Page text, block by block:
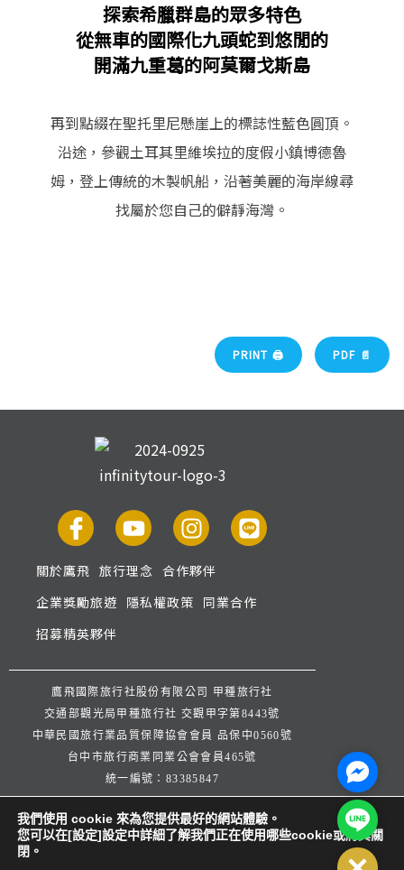
探索希臘群島的眾多特色
從無車的國際化九頭蛇到悠閒的
開滿九重葛的阿莫爾戈斯島
再到點綴在聖托里尼懸崖上的標誌性藍色圓頂。
沿途，參觀土耳其里維埃拉的度假小鎮博德魯
姆，登上傳統的木製帆船，沿著美麗的海岸線尋
找屬於您自己的僻靜海灣。
PRINT 🖨 PDF 📄
關於鷹飛 旅行理念 合作夥伴
企業獎勵旅遊 隱私權政策 同業合作
招募精英夥伴
鷹飛國際旅行社股份有限公司 甲種旅行社
交通部觀光局甲種旅行社 交觀甲字第8443號
中華民國旅行業品質保障協會會員 品保中0560號
台中市旅行商業同業公會會員465號
統一編號：83385847
公司代表人：楊宗文 連絡人：王弈潔
服務信箱：
我們使用 cookie 來為您提供最好的網站體驗。
您可以在[設定]設定中詳細了解我們正在使用哪些cookie或將其關
閉。
Line@